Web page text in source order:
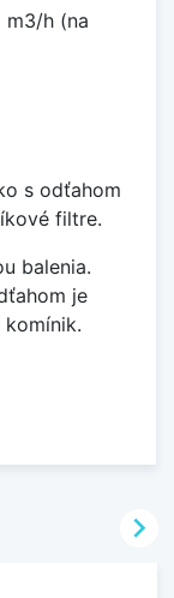
h (na
s odťahom
filtre.
balenia.
je
